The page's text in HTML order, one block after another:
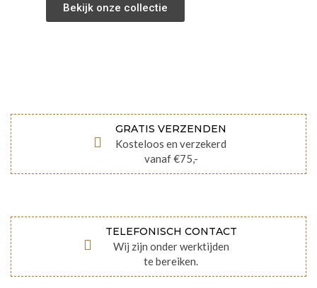
Bekijk onze collectie
GRATIS VERZENDEN
Kosteloos en verzekerd
vanaf €75,-
TELEFONISCH CONTACT
Wij zijn onder werktijden
te bereiken.